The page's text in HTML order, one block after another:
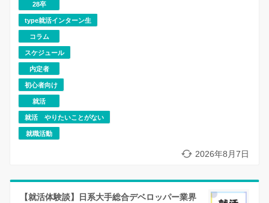
28卒
type就活インターン生
コラム
スケジュール
内定者
初心者向け
就活
就活 やりたいことがない
就職活動
2026年8月7日
【就活体験談】日系大手総合デベロッパー業界